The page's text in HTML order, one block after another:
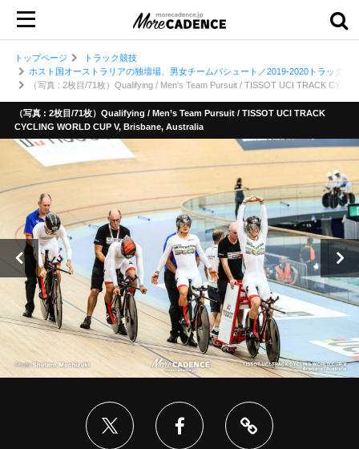
トップページ
トラック競技
ホスト国オーストラリアの独壇場、男女チームパシュート／2019-2020トラックワ
（写真 : 2枚目/71枚）Qualifying / Men’s Team Pursuit / TISSOT UCI TRACK
（写真 : 2枚目/71枚）Qualifying / Men’s Team Pursuit / TISSOT UCI TRACK
CYCLING WORLD CUP V, Brisbane, Australia